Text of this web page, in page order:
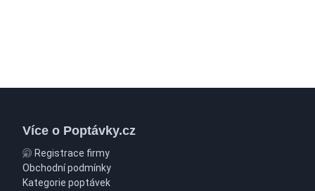
Více o Poptávky.cz
Registrace firmy
Obchodní podmínky
Kategorie poptávek